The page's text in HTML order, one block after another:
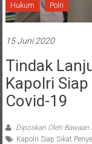
Hukum Polri
15 Juni 2020
Tindak
Kapolri
Covid-19
Diposkan Oleh:Bawaan
Kapolri Siap Sikat